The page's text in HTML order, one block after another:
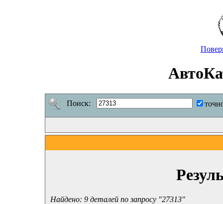
Поиск:
Найдено: 9 деталей по запросу "27313"